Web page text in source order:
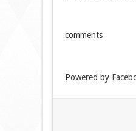
comments
Powered by